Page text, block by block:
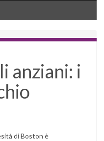
anziani: i
di Boston è